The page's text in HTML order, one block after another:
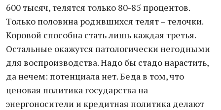
600 тысяч, телятся только 80-85 процентов.
Только половина родившихся телят – телочки.
Коровой способна стать лишь каждая третья.
Остальные окажутся патологически негодными
для воспроизводства. Надо бы стадо нарастить,
да нечем: потенциала нет. Беда в том, что
ценовая политика государства на
энергоносители и кредитная политика делают